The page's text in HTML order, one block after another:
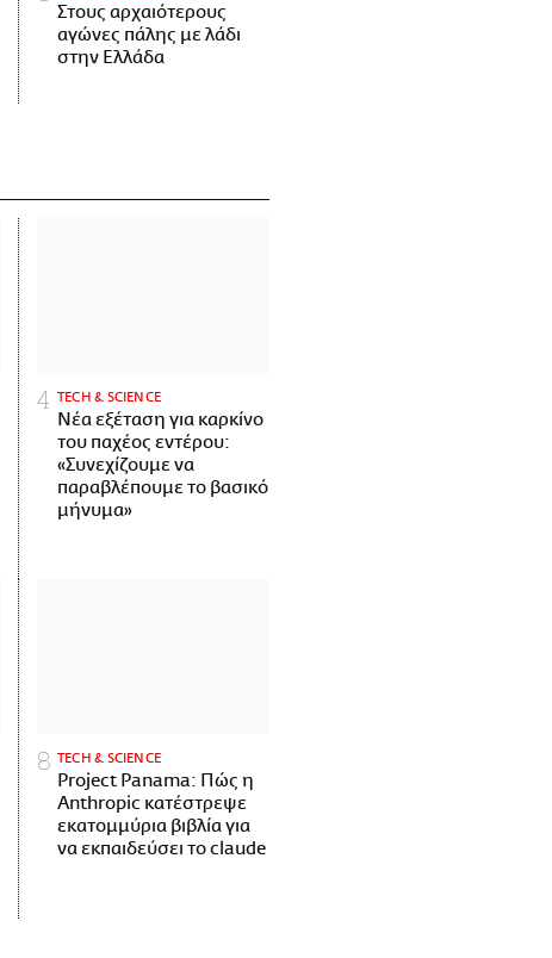
Στους αρχαιότερους
αγώνες πάλης με λάδι
στην Ελλάδα
ΤECH & SCIENCE
Νέα εξέταση για καρκίνο
του παχέος εντέρου:
«Συνεχίζουμε να
παραβλέπουμε το βασικό
μήνυμα»
ΤECH & SCIENCE
Project Panama: Πώς η
Anthropic κατέστρεψε
εκατομμύρια βιβλία για
να εκπαιδεύσει το claude